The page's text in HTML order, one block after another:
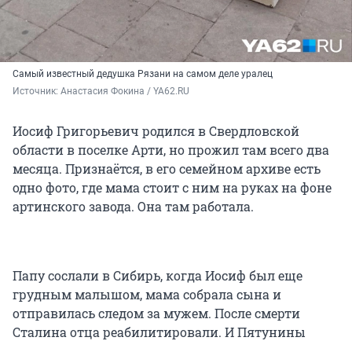
Самый известный дедушка Рязани на самом деле уралец
Источник: Анастасия Фокина / YA62.RU
Иосиф Григорьевич родился в Свердловской
области в поселке Арти, но прожил там всего два
месяца. Признаётся, в его семейном архиве есть
одно фото, где мама стоит с ним на руках на фоне
артинского завода. Она там работала.
Папу сослали в Сибирь, когда Иосиф был еще
грудным малышом, мама собрала сына и
отправилась следом за мужем. После смерти
Сталина отца реабилитировали. И Пятунины